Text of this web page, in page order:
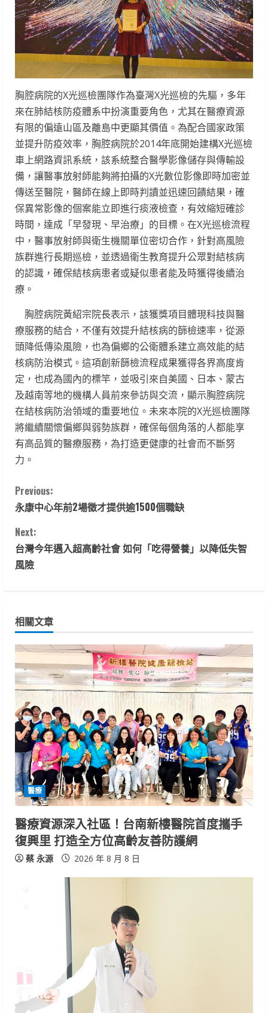
胸腔病院的X光巡檢團隊作為臺灣X光巡檢的先驅，多年
來在肺結核防疫體系中扮演重要角色，尤其在醫療資源
有限的偏遠山區及離島中更顯其價值。為配合國家政策
並提升防疫效率，胸腔病院於2014年底開始建構X光巡檢
車上網路資訊系統，該系統整合醫學影像儲存與傳輸設
備，讓醫事放射師能夠將拍攝的X光數位影像即時加密並
傳送至醫院，醫師在線上即時判讀並迅速回饋結果，確
保異常影像的個案能立即進行痰液檢查，有效縮短確診
時間，達成「早發現、早治療」的目標。在X光巡檢流程
中，醫事放射師與衛生機關單位密切合作，針對高風險
族群進行長期巡檢，並透過衛生教育提升公眾對結核病
的認識，確保結核病患者或疑似患者能及時獲得後續治
療。
胸腔病院黃紹宗院長表示，該獲獎項目體現科技與醫
療服務的結合，不僅有效提升結核病的篩檢速率，從源
頭降低傳染風險，也為偏鄉的公衛體系建立高效能的結
核病防治模式。這項創新篩檢流程成果獲得各界高度肯
定，也成為國內的標竿，並吸引來自美國、日本、蒙古
及越南等地的機構人員前來參訪與交流，顯示胸腔病院
在結核病防治領域的重要地位。未來本院的X光巡檢團隊
將繼續關懷偏鄉與弱勢族群，確保每個角落的人都能享
有高品質的醫療服務，為打造更健康的社會而不斷努
力。
C
o
n
t
n
u
e
R
e
a
d
i
n
g
Previous:
永康中心年前2場徵才提供逾1500個職缺
Next:
台灣今年邁入超高齡社會 如何「吃得營養」以降低失智
風險
相關文章
醫療
醫療資源深入社區！台南新樓醫院首度攜手
復興里 打造全方位高齡友善防護網
蔡 永源 2026 年 8 月 8 日